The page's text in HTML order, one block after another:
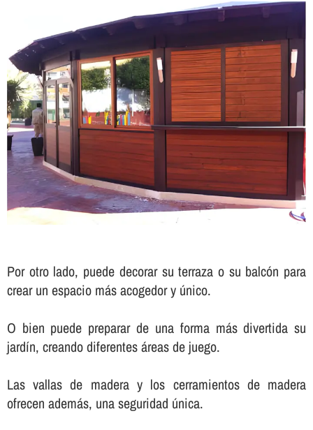
Por otro lado, puede decorar su terraza o su balcón para
crear un espacio más acogedor y único.
O bien puede preparar de una forma más divertida su
jardí­n, creando diferentes áreas de juego.
Las vallas de madera y los cerramientos de madera
ofrecen además, una seguridad única.